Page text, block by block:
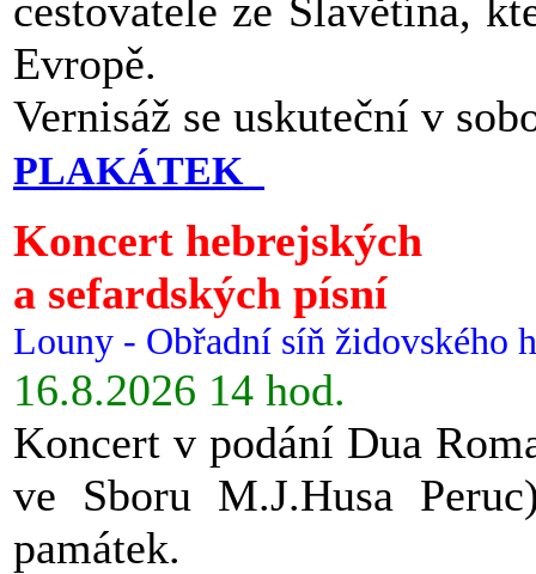
cestovatele ze Slavětína,
Evropě.
Vernisáž se uskuteční v
PLAKÁTEK
Koncert hebrejských
a sefardských písní
Louny - Obřadní síň židovského
16.8.2026 14 hod.
Koncert v podání Dua
ve Sboru M.J.Husa
památek.